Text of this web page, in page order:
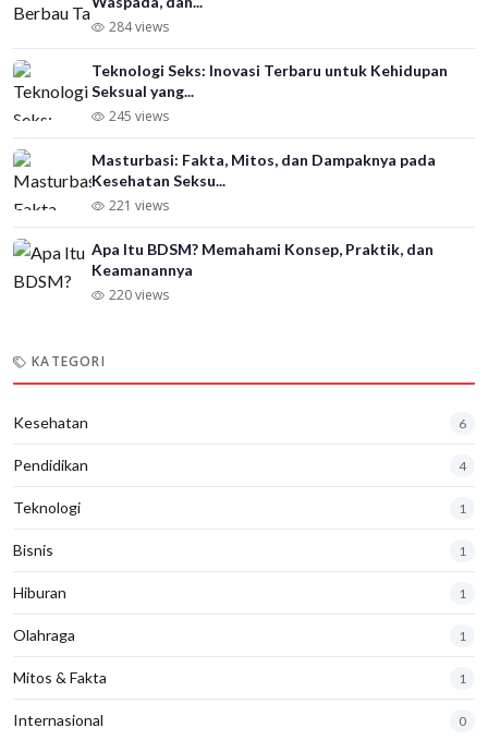
284 views
Teknologi Seks: Inovasi Terbaru untuk Kehidupan
Seksual yang...
245 views
Masturbasi: Fakta, Mitos, dan Dampaknya pada
Kesehatan Seksu...
221 views
Apa Itu BDSM? Memahami Konsep, Praktik, dan
Keamanannya
220 views
KATEGORI
Kesehatan 6
Pendidikan 4
Teknologi 1
Bisnis 1
Hiburan 1
Olahraga 1
Mitos & Fakta 1
Internasional 0